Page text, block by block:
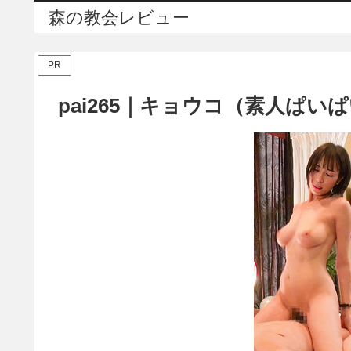
森の教会レビュー
PR
pai265｜キョウコ（素人ぱい